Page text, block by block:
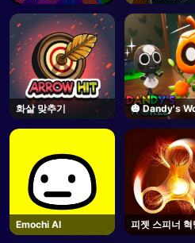
화살 맞추기
🎃 Dandy's
Unblocked
Game
Emochi AI 피젯 스피너 혁